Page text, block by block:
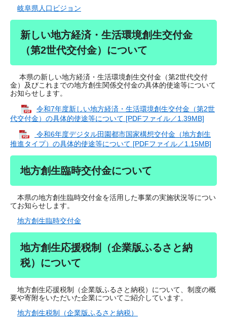
岐阜県人口ビジョン
新しい地方経済・生活環境創生交付金
（第2世代交付金）について
本県の新しい地方経済・生活環境創生交付金（第2世代交付
金）及びこれまでの地方創生関係交付金の具体的使途等について
お知らせします。
令和7年度新しい地方経済・生活環境創生交付金（第2世
代交付金）の具体的使途等について [PDFファイル／1.39MB]
令和6年度デジタル田園都市国家構想交付金（地方創生
推進タイプ）の具体的使途等について [PDFファイル／1.15MB]
地方創生臨時交付金について
本県の地方創生臨時交付金を活用した事業の実施状況等につい
てお知らせします。​
地方創生臨時交付金
地方創生応援税制（企業版ふるさと納
税）について
地方創生応援税制（企業版ふるさと納税）について、制度の概
要や寄附をいただいた企業についてご紹介しています。
地方創生税制（企業版ふるさと納税）